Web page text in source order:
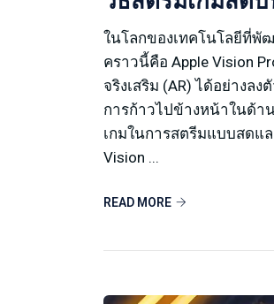
ในโลกของเทคโนโลยีที่พั
คราวนี้คือ Apple Vision
จริงเสริม (AR) ได้อย่างล
การก้าวไปข้างหน้าในด้า
เกมในการสตรีมแบบสดแ
Vision ...
READ MORE